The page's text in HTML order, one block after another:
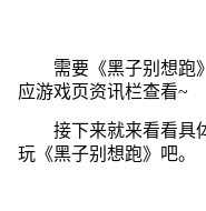
需要《黑子别想跑
应游戏页资讯栏查看~
接下来就来看看具
玩《黑子别想跑》吧。